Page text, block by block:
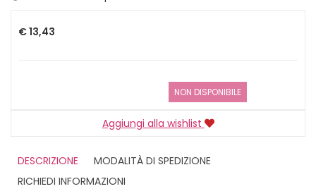
€ 13,43
NON DISPONIBILE
Aggiungi alla wishlist
DESCRIZIONE
MODALITÀ DI SPEDIZIONE
RICHIEDI INFORMAZIONI